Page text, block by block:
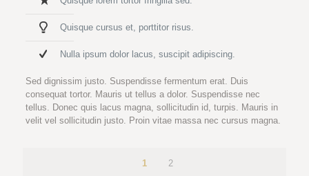
Quisque cursus et, porttitor risus.
Nulla ipsum dolor lacus, suscipit adipiscing.
Sed dignissim justo. Suspendisse fermentum erat. Duis
consequat tortor. Mauris ut tellus a dolor. Suspendisse nec
tellus. Donec quis lacus magna, sollicitudin id, turpis. Mauris in
velit vel sollicitudin justo. Proin vitae massa nec cursus magna.
1 2